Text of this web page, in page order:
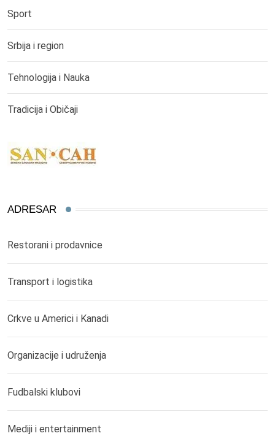
Sport
Srbija i region
Tehnologija i Nauka
Tradicija i Običaji
ADRESAR
Restorani i prodavnice
Transport i logistika
Crkve u Americi i Kanadi
Organizacije i udruženja
Fudbalski klubovi
Mediji i entertainment